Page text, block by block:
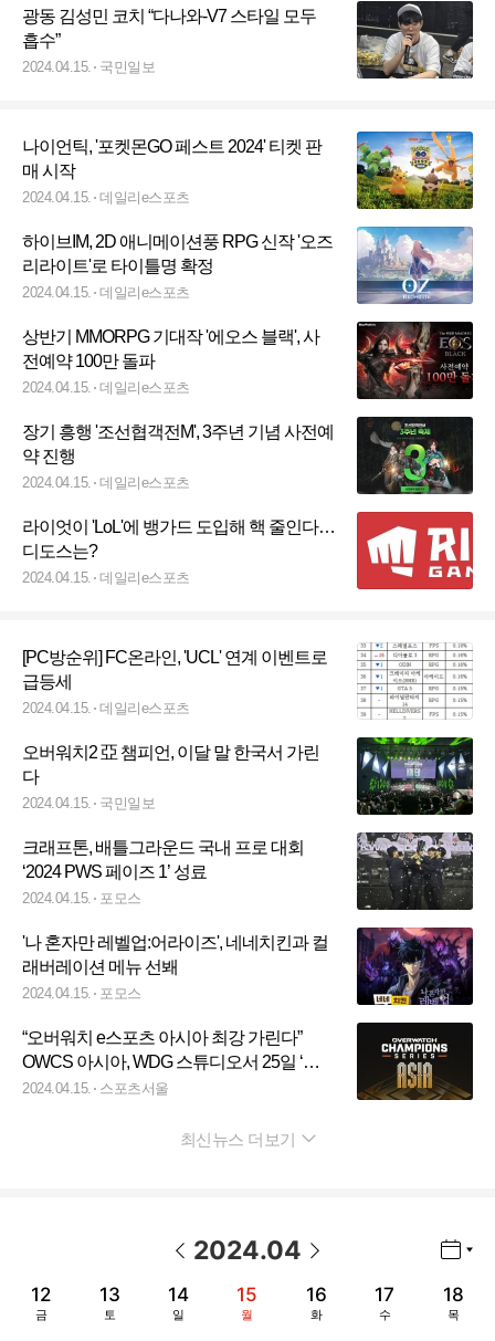
광동 김성민 코치 “다나와-V7 스타일 모두
흡수”
2024.04.15. 국민일보
나이언틱, '포켓몬GO 페스트 2024' 티켓 판
매 시작
2024.04.15. 데일리e스포츠
하이브IM, 2D 애니메이션풍 RPG 신작 '오즈
리라이트'로 타이틀명 확정
2024.04.15. 데일리e스포츠
상반기 MMORPG 기대작 '에오스 블랙', 사
전예약 100만 돌파
2024.04.15. 데일리e스포츠
장기 흥행 '조선협객전M', 3주년 기념 사전예
약 진행
2024.04.15. 데일리e스포츠
라이엇이 'LoL'에 뱅가드 도입해 핵 줄인다…
디도스는?
2024.04.15. 데일리e스포츠
[PC방순위] FC온라인, 'UCL' 연계 이벤트로
급등세
2024.04.15. 데일리e스포츠
오버워치2 亞 챔피언, 이달 말 한국서 가린
다
2024.04.15. 국민일보
크래프톤, 배틀그라운드 국내 프로 대회
‘2024 PWS 페이즈 1’ 성료
2024.04.15. 포모스
'나 혼자만 레벨업:어라이즈', 네네치킨과 컬
래버레이션 메뉴 선봬
2024.04.15. 포모스
“오버워치 e스포츠 아시아 최강 가린다”
OWCS 아시아, WDG 스튜디오서 25일 ‘팡
파르’
2024.04.15. 스포츠서울
최신뉴스 더보기
2024.04
12
금
13
토
14
일
15
월
16
화
17
수
18
목